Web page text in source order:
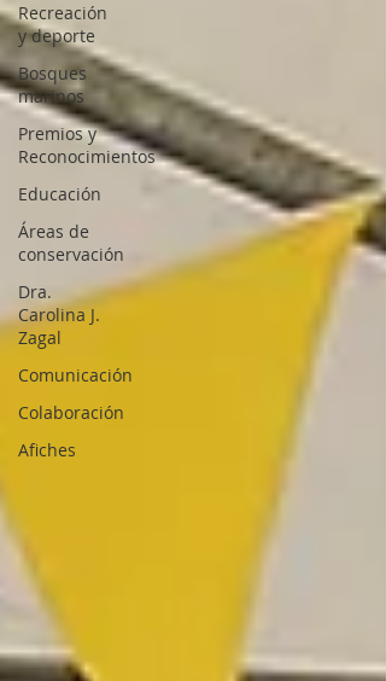
Recreación
y deporte
Bosques
marinos
Premios y
Reconocimientos
Educación
Áreas de
conservación
Dra.
Carolina J.
Zagal
Comunicación
Colaboración
Afiches